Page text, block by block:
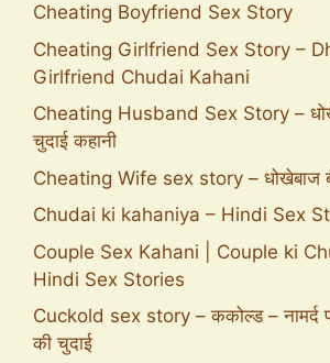
Cheating Boyfriend Sex Story
Cheating Girlfriend Sex Story –
Girlfriend Chudai Kahani
Cheating Husband Sex Story –
चुदाई कहानी
Cheating Wife sex story – धोखेबाज
Chudai ki kahaniya – Hindi Sex
Couple Sex Kahani | Couple ki
Hindi Sex Stories
Cuckold sex story – ककोल्ड – नामर्द
की चुदाई